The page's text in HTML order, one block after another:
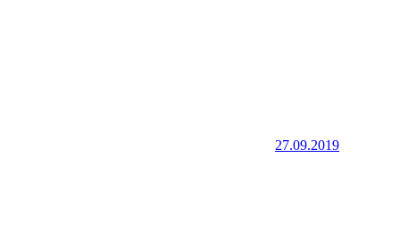
27.09.2019